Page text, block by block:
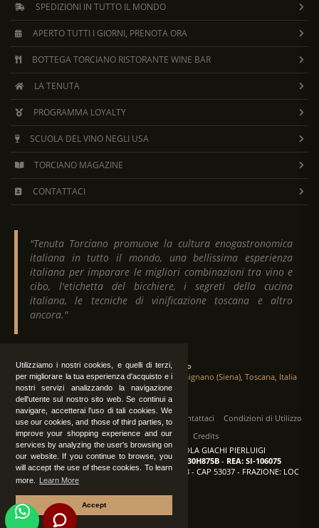
Utilizziamo i nostri cookies, e quelli di terzi,
per migliorare la tua esperienza d'acquisto e i
nostri servizi analizzando la navigazione
dell'utente sul nostro sito web. Se continui a
navigare, accetterai l'uso di tali cookies. We
use our cookies, and those of third parties, to
improve your shopping experience and our
services by analyzing the user's browsing on
our website. If you continue to browse, you
will accept the use of these cookies. To learn
more.
Learn More
Accept
SPEDIZIONI IN TUTTO IL MONDO
APERTO TUTTI I GIORNI, PRENOTA ORA
BOTTEGA TORCIANO RISTORANTE WINE BAR
LA TENUTA
PROGRAMMA LOYALTY
SCUOLA DEL VINO NEGLI USA
TORCIANO MAGAZINE
CONTATTACI
"Tenuta Torciano promuove la cultura enogastronomica
italiana in tutto il mondo, una bellissima esperienza
italiana per imparare le migliori combinazioni tra vino e
cibo, l'etichetta del bicchiere, i segreti della cucina
italiana, le tecniche di vinificazione toscana e altro
ancora."
Tenuta Torciano
Via Crocetta 16, Loc. Ulignano 53037 San Gimignano (Siena), Toscana, Italia
Tutti i diritti sono riservati | Operatori Contattaci
Condizioni di Utilizzo
Privacy
Albo Fornitori
Credits
TENUTA TORCIANO AZIENDA AGRICOLA GIACHI PIERLUIGI
P.IVA: IT00375840527 -C.F.: GCHPLG62C30H875B- REA: SI-106075
Sede: SAN GIMIGNANO (SI) - VIA CROCETTA 18 - CAP 53037 - FRAZIONE: LOC